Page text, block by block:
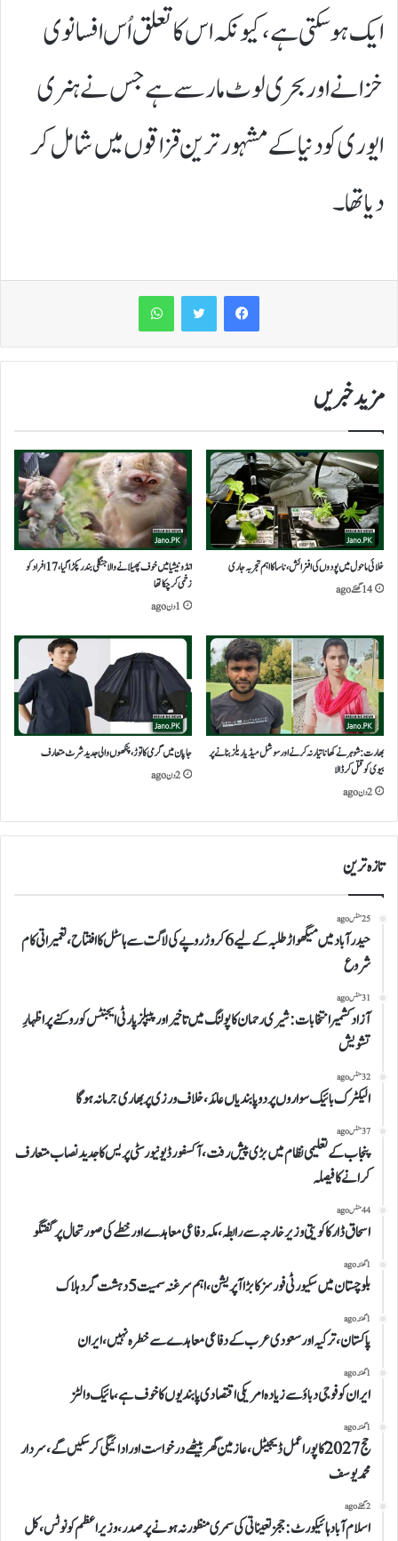
ایک ہو سکتی ہے، کیونکہ اس کا تعلق اُس افسانوی
خزانے اور بحری لوٹ مار سے ہے جس نے ہنری
ایوری کو دنیا کے مشہور ترین قزاقوں میں شامل کر
دیا تھا۔
WhatsApp
مزید خبریں
خلائی ماحول میں پودوں کی افزائش،ناسا کا اہم تجربہ جاری
14 گھنٹے ago
انڈونیشیا میں خوف پھیلانے والا جنگلی بندر پکڑا گیا، 17 افراد کو
زخمی کرچکا تھا
1 دن ago
بھارت:شوہر نے کھانا تیار نہ کرنے اور سوشل میڈیا ریلز بنانے پر
بیوی کو قتل کرڈالا
2 دن ago
جاپان میں گرمی کا توڑ، پنکھوں والی جدید شرٹ متعارف
2 دن ago
تازہ ترین
25 منٹس ago
حیدرآباد میں میگھواڑ طلبہ کے لیے 6 کروڑ روپے کی لاگت سے ہاسٹل کا افتتاح، تعمیراتی کام
شروع
31 منٹس ago
آزاد کشمیر انتخابات: شیری رحمان کا پولنگ میں تاخیر اور پیپلز پارٹی ایجنٹس کو روکنے پر اظہارِ
تشویش
32 منٹس ago
الیکٹرک بائیک سواروں پر دو پابندیاں عائد، خلاف ورزی پر بھاری جرمانہ ہوگا
37 منٹس ago
پنجاب کے تعلیمی نظام میں بڑی پیش رفت، آکسفورڈ یونیورسٹی پریس کا جدید نصاب متعارف
کرانے کا فیصلہ
44 منٹس ago
اسحاق ڈار کا کویتی وزیر خارجہ سے رابطہ، مکہ دفاعی معاہدے اور خطے کی صورتحال پر گفتگو
1 گھنٹہ ago
بلوچستان میں سکیورٹی فورسز کا بڑا آپریشن، اہم سرغنہ سمیت 5 دہشت گرد ہلاک
1 گھنٹہ ago
پاکستان، ترکیہ اور سعودی عرب کے دفاعی معاہدے سے خطرہ نہیں، ایران
1 گھنٹہ ago
ایران کو فوجی دباؤ سے زیادہ امریکی اقتصادی پابندیوں کا خوف ہے، مائیک والٹز
1 گھنٹہ ago
حج 2027 کا پورا عمل ڈیجیٹل، عازمین گھر بیٹھے درخواست اور ادائیگی کر سکیں گے، سردار
محمد یوسف
2 گھنٹے ago
اسلام آباد ہائیکورٹ: ججز تعیناتی کی سمری منظور نہ ہونے پر صدر، وزیراعظم کو نوٹس، کل